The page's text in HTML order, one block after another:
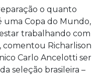
o quanto
uma Copa do Mundo,
trabalhando com
comentou Richarlison
Carlo Ancelotti ser
seleção brasileira –